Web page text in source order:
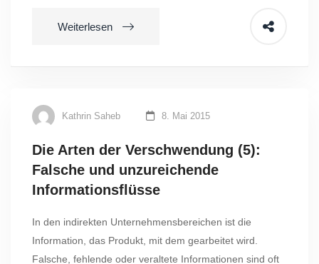
Weiterlesen
Kathrin Saheb 8. Mai 2015
Die Arten der Verschwendung (5):
Falsche und unzureichende
Informationsflüsse
In den indirekten Unternehmensbereichen ist die
Information, das Produkt, mit dem gearbeitet wird.
Falsche, fehlende oder veraltete Informationen sind oft